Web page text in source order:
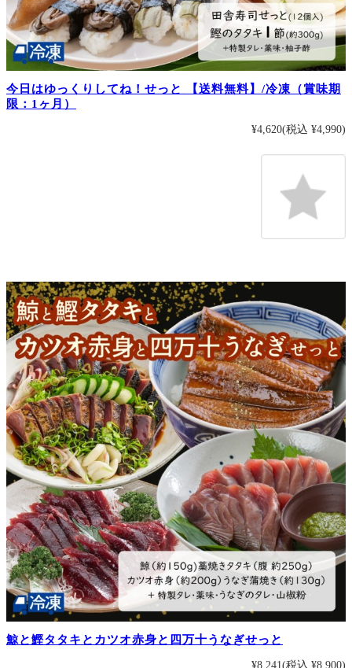
今日はゆっくりしてね！せっと 【送料無料】/冷凍（賞味期
限：1ヶ月）
¥4,620(税込 ¥4,990)
鯨と鰹タタキとカツオ赤身と四万十うなぎせっと
¥8,241(税込 ¥8,900)